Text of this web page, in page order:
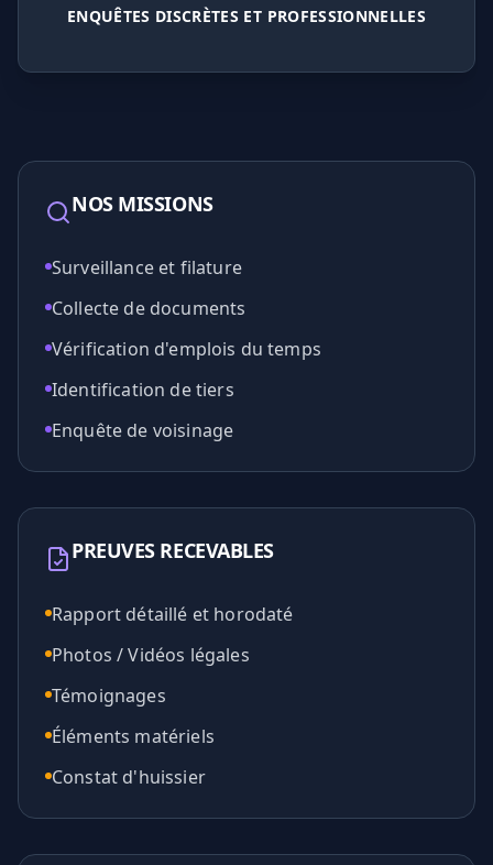
ENQUÊTES DISCRÈTES ET PROFESSIONNELLES
NOS MISSIONS
Surveillance et filature
Collecte de documents
Vérification d'emplois du temps
Identification de tiers
Enquête de voisinage
PREUVES RECEVABLES
Rapport détaillé et horodaté
Photos / Vidéos légales
Témoignages
Éléments matériels
Constat d'huissier